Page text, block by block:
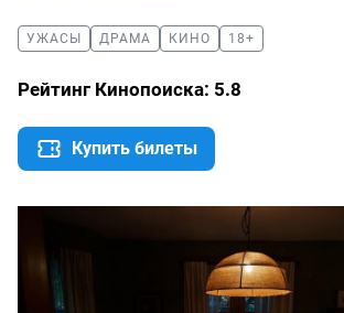
УЖАСЫ ДРАМА КИНО 18+
Рейтинг Кинопоиска: 5.8
Купить билеты